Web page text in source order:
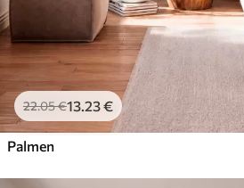
22.05€13.23€
Palmen